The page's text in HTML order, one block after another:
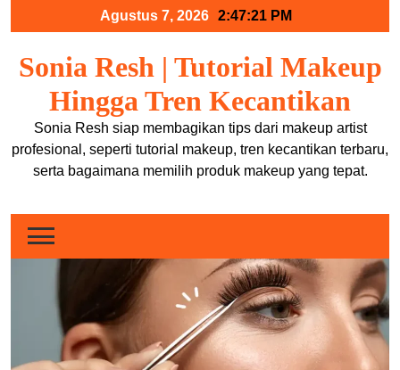
Agustus 7, 2026 2:47:21 PM
Sonia Resh | Tutorial Makeup
Hingga Tren Kecantikan
Sonia Resh siap membagikan tips dari makeup artist
profesional, seperti tutorial makeup, tren kecantikan terbaru,
serta bagaimana memilih produk makeup yang tepat.